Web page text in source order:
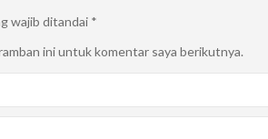
wajib ditandai *
ini untuk komentar saya berikutnya.